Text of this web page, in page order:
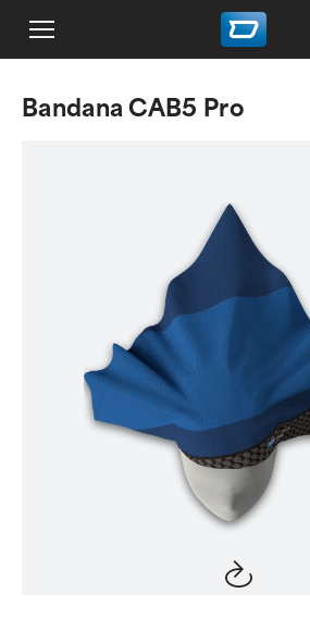
Bandana CAB5 Pro